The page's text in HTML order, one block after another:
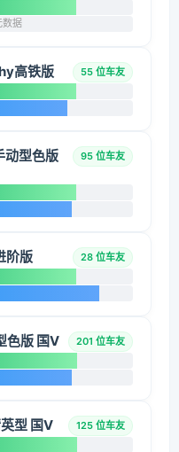
数据
高铁版 55 位车友
动型色版
95 位车友
阶版 28 位车友
色版 国V 201 位车友
型 国V 125 位车友